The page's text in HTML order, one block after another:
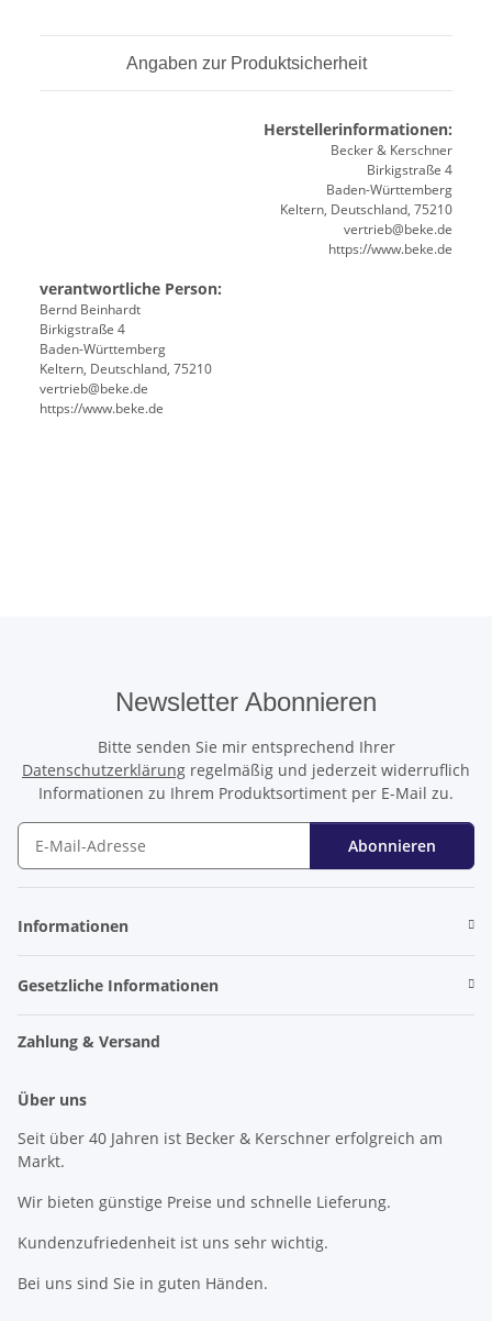
Angaben zur Produktsicherheit
Herstellerinformationen:
Becker & Kerschner
Birkigstraße 4
Baden-Württemberg
Keltern, Deutschland, 75210
vertrieb@beke.de
https://www.beke.de
verantwortliche Person:
Bernd Beinhardt
Birkigstraße 4
Baden-Württemberg
Keltern, Deutschland, 75210
vertrieb@beke.de
https://www.beke.de
Newsletter Abonnieren
Bitte senden Sie mir entsprechend Ihrer
Datenschutzerklärung regelmäßig und jederzeit widerruflich
Informationen zu Ihrem Produktsortiment per E-Mail zu.
Abonnieren
Informationen
Gesetzliche Informationen
Zahlung & Versand
Über uns
Seit über 40 Jahren ist Becker & Kerschner erfolgreich am
Markt.
Wir bieten günstige Preise und schnelle Lieferung.
Kundenzufriedenheit ist uns sehr wichtig.
Bei uns sind Sie in guten Händen.